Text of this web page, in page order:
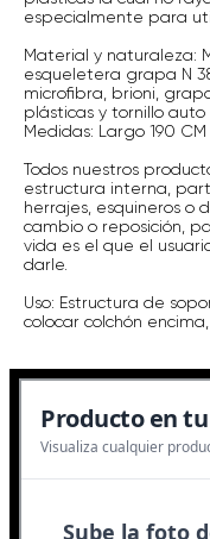
especialmente para
Material y naturaleza:
esqueletera grapa N
microfibra, brioni,
plásticas y tornillo
Medidas: Largo 190
Todos nuestros
estructura interna,
herrajes, esquineros o
cambio o reposición,
vida es el que el
darle.
Uso: Estructura de
colocar colchón